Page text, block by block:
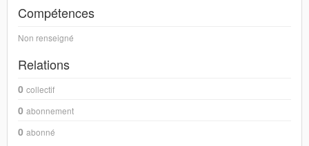
Compétences
Non renseigné
Relations
0 collectif
0 abonnement
0 abonné